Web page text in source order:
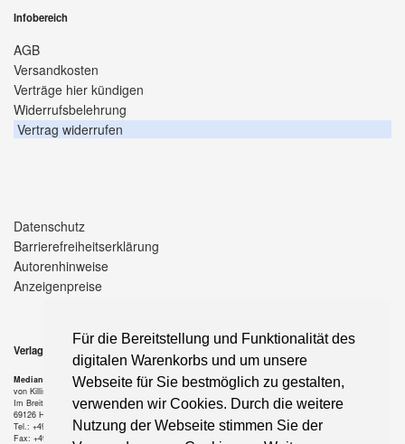
Für die Bereitstellung und Funktionalität des
digitalen Warenkorbs und um unsere
Webseite für Sie bestmöglich zu gestalten,
verwenden wir Cookies. Durch die weitere
Nutzung der Webseite stimmen Sie der
Infobereich
AGB
Versandkosten
Verträge hier kündigen
Widerrufsbelehrung
Vertrag widerrufen
Datenschutz
Barrierefreiheitserklärung
Autorenhinweise
Anzeigenpreise
Verlag
Median-Verlag
von Killisch-Horn GmbH
Im Breitspiel 11 a
69126 Heidelberg
Tel.: +49-6221-90 509-0
Fax: +49-6221-90 509-20